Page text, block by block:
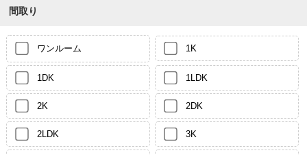
間取り
ワンルーム 1K
1DK 1LDK
2K 2DK
2LDK 3K